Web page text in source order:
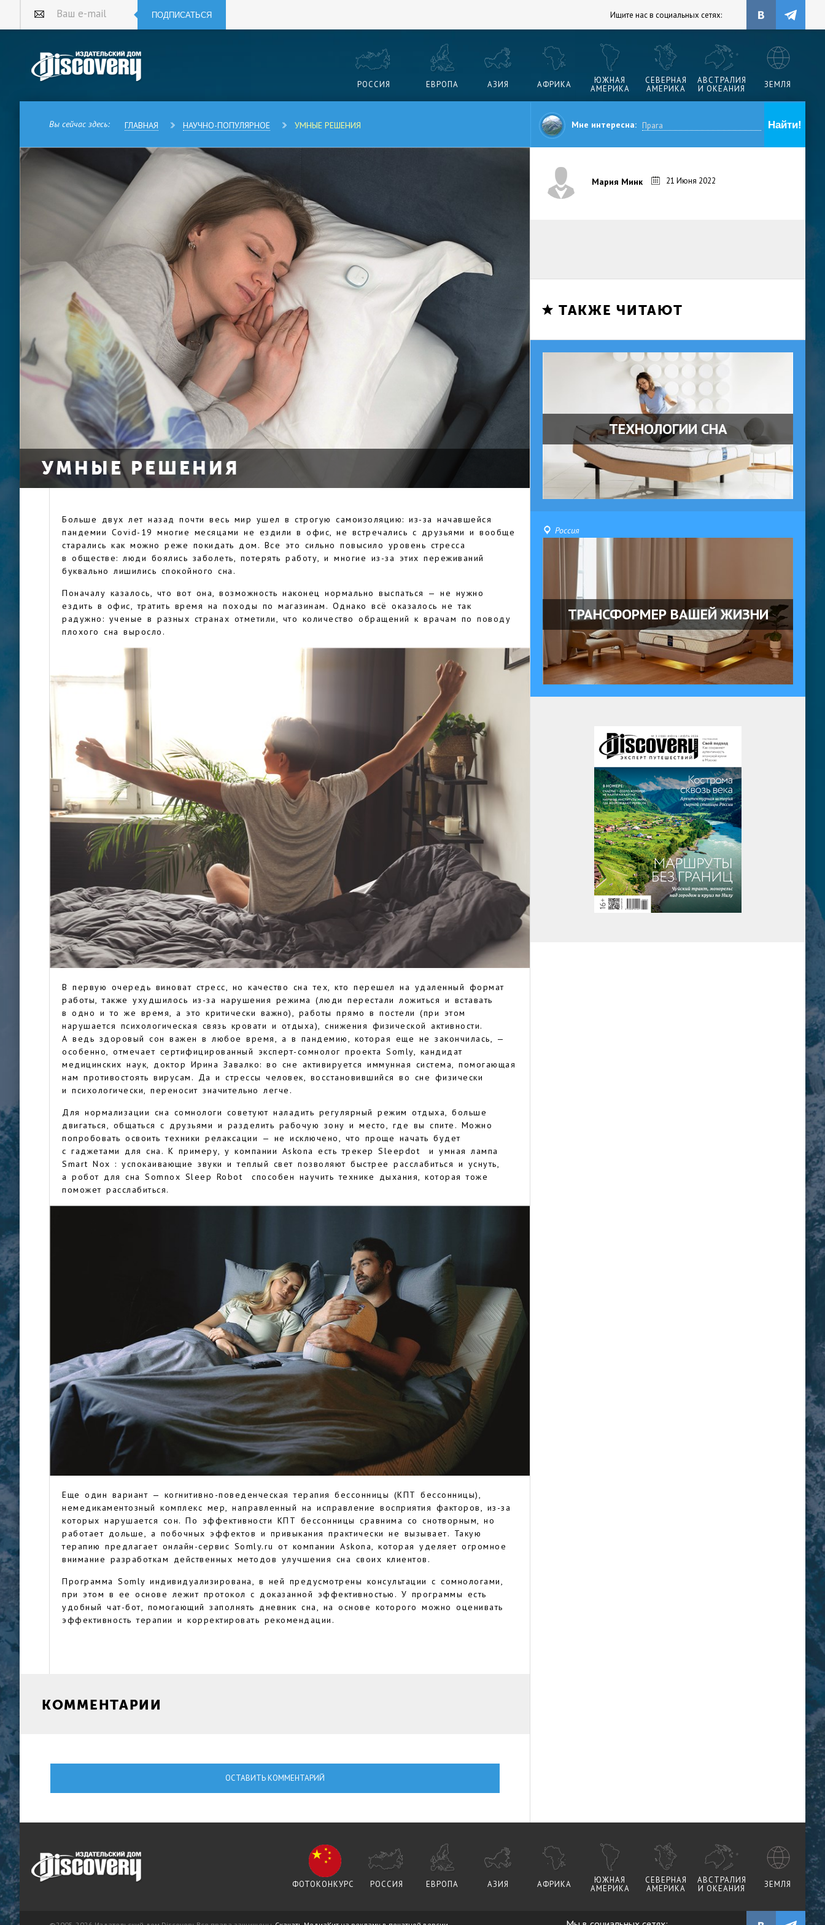
Ваш e-mail ПОДПИСАТЬСЯ Ищите нас в социальных сетях:
РОССИЯ ЕВРОПА АЗИЯ АФРИКА
ЮЖНАЯ
АМЕРИКА
СЕВЕРНАЯ
АМЕРИКА
АВСТРАЛИЯ
И ОКЕАНИЯ
ЗЕМЛЯ
Вы сейчас здесь: ГЛАВНАЯ НАУЧНО-ПОПУЛЯРНОЕ УМНЫЕ РЕШЕНИЯ Мне интересна:
УМНЫЕ РЕШЕНИЯ
Больше двух лет назад почти весь мир ушел в строгую самоизоляцию: из-за начавшейся
пандемии Covid-19 многие месяцами не ездили в офис, не встречались с друзьями и вообще
старались как можно реже покидать дом. Все это сильно повысило уровень стресса
в обществе: люди боялись заболеть, потерять работу, и многие из-за этих переживаний
буквально лишились спокойного сна.
Поначалу казалось, что вот она, возможность наконец нормально выспаться — не нужно
ездить в офис, тратить время на походы по магазинам. Однако всё оказалось не так
радужно: ученые в разных странах отметили, что количество обращений к врачам по поводу
плохого сна выросло.
В первую очередь виноват стресс, но качество сна тех, кто перешел на удаленный формат
работы, также ухудшилось из-за нарушения режима (люди перестали ложиться и вставать
в одно и то же время, а это критически важно), работы прямо в постели (при этом
нарушается психологическая связь кровати и отдыха), снижения физической активности.
А ведь здоровый сон важен в любое время, а в пандемию, которая еще не закончилась, —
особенно, отмечает сертифицированный эксперт-сомнолог проекта Somly, кандидат
медицинских наук, доктор Ирина Завалко: во сне активируется иммунная система, помогающая
нам противостоять вирусам. Да и стрессы человек, восстановившийся во сне физически
и психологически, переносит значительно легче.
Для нормализации сна сомнологи советуют наладить регулярный режим отдыха, больше
двигаться, общаться с друзьями и разделить рабочую зону и место, где вы спите. Можно
попробовать освоить техники релаксации — не исключено, что проще начать будет
с гаджетами для сна. К примеру, у компании Askona есть трекер Sleepdot и умная лампа
Smart Nox : успокаивающие звуки и теплый свет позволяют быстрее расслабиться и уснуть,
а робот для сна Somnox Sleep Robot способен научить технике дыхания, которая тоже
поможет расслабиться.
Еще один вариант — когнитивно-поведенческая терапия бессонницы (КПТ бессонницы),
немедикаментозный комплекс мер, направленный на исправление восприятия факторов, из-за
которых нарушается сон. По эффективности КПТ бессонницы сравнима со снотворным, но
работает дольше, а побочных эффектов и привыкания практически не вызывает. Такую
терапию предлагает онлайн-сервис Somly.ru от компании Askona, которая уделяет огромное
внимание разработкам действенных методов улучшения сна своих клиентов.
Программа Somly индивидуализирована, в ней предусмотрены консультации с сомнологами,
при этом в ее основе лежит протокол с доказанной эффективностью. У программы есть
удобный чат-бот, помогающий заполнять дневник сна, на основе которого можно оценивать
эффективность терапии и корректировать рекомендации.
КОММЕНТАРИИ
ОСТАВИТЬ КОММЕНТАРИЙ
Мария Минк 21 Июня 2022
ТАКЖЕ ЧИТАЮТ
ТЕХНОЛОГИИ СНА
Россия
ТРАНСФОРМЕР ВАШЕЙ ЖИЗНИ
ФОТОКОНКУРС РОССИЯ ЕВРОПА АЗИЯ АФРИКА
ЮЖНАЯ
АМЕРИКА
СЕВЕРНАЯ
АМЕРИКА
АВСТРАЛИЯ
И ОКЕАНИЯ
ЗЕМЛЯ